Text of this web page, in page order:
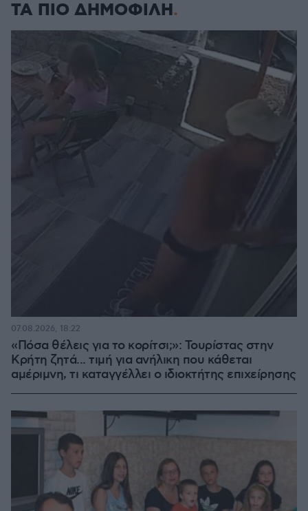
ΤΑ ΠΙΟ ΔΗΜΟΦΙΛΗ
«Πόσα θέλεις για το κορίτσι;»: Τουρίστας στην
Κρήτη ζητά... τιμή για ανήλικη που κάθεται
αμέριμνη, τι καταγγέλλει ο ιδιοκτήτης επιχείρησης
07.08.2026, 18:22